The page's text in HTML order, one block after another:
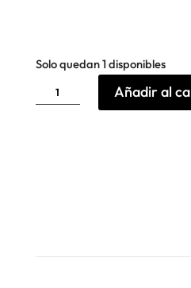
Solo quedan 1 disponibles
Fular
Funky
animal
Añadir al